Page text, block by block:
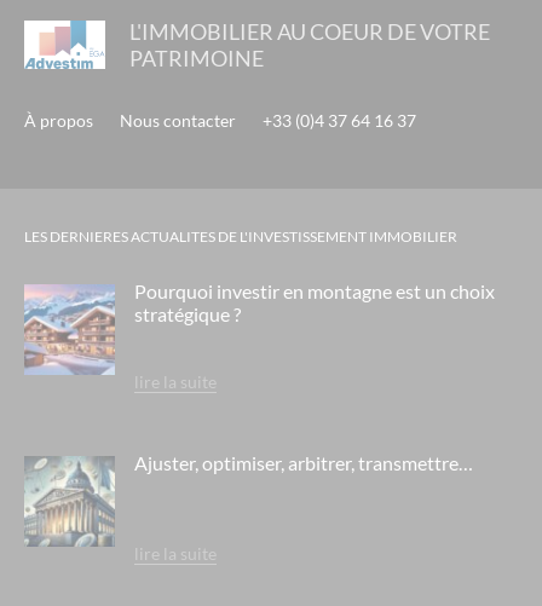
grand siecle - ferney voltaire / genève
residence les vallieres - ehpad gdp vendome - cagnes sur mer
sakura-lyon
les tuquets - seignosse
le cristal de l'alpe - alpe d'huez
le domaine des flamants roses- salin de giraud
mama shelter - marseille
l'aquae- aix les bains
L'IMMOBILIER AU COEUR DE VOTRE
PATRIMOINE
À propos Nous contacter +33 (0)4 37 64 16 37
LES DERNIERES ACTUALITES DE L'INVESTISSEMENT IMMOBILIER
Pourquoi investir en montagne est un choix
stratégique ?
lire la suite
Ajuster, optimiser, arbitrer, transmettre…
lire la suite